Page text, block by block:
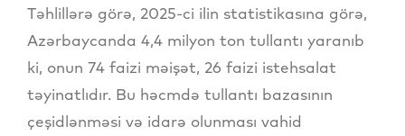
Təhlillərə görə, 2025-ci ilin statistikasına görə,
Azərbaycanda 4,4 milyon ton tullantı yaranıb
ki, onun 74 faizi məişət, 26 faizi istehsalat
təyinatlıdır. Bu həcmdə tullantı bazasının
çeşidlənməsi və idarə olunması vahid